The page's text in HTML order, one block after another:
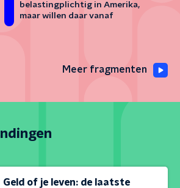
belastingplichtig in Amerika,
maar willen daar vanaf
Meer fragmenten
Geld of je leven: de laatste